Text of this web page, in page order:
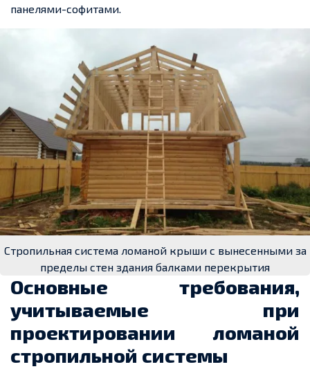
панелями-софитами.
Стропильная система ломаной крыши с вынесенными за
пределы стен здания балками перекрытия
Основные требования,
учитываемые при
проектировании ломаной
стропильной системы